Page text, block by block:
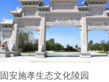
固安施孝生态文化陵园